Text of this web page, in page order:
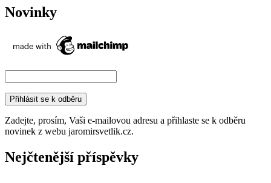
Novinky
Zadejte, prosím, Vaši e-mailovou adresu a přihlaste se k odběru
novinek z webu jaromirsvetlik.cz.
Nejčtenější příspěvky